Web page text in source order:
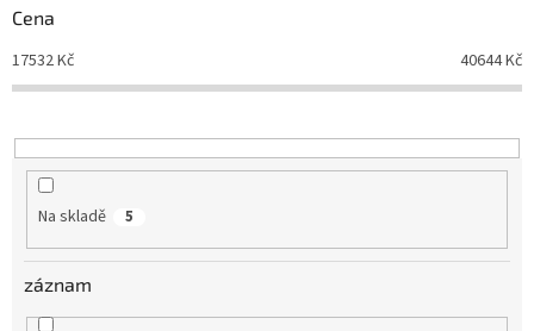
r
o
d
u
t
ů
Cena
17532Kč 40644Kč
Na skladě 5
záznam